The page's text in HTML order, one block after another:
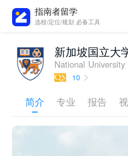
指南者留学
选校/定位/规划 必备工具
新加坡国立大
National
10
简介 专业 报告